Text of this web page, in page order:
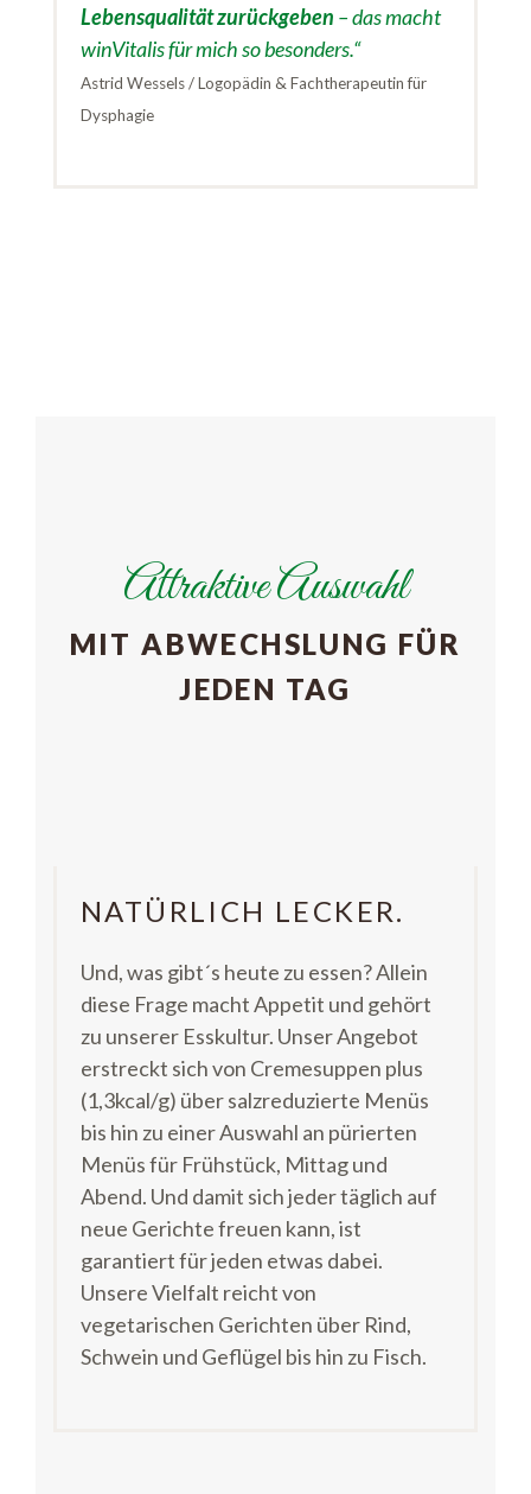
Lebensqualität zurückgeben – das macht
winVitalis für mich so besonders.“
Astrid Wessels / Logopädin & Fachtherapeutin für
Dysphagie
Attraktive Auswahl
MIT ABWECHSLUNG FÜR
JEDEN TAG
NATÜRLICH LECKER.
Und, was gibt´s heute zu essen? Allein
diese Frage macht Appetit und gehört
zu unserer Esskultur. Unser Angebot
erstreckt sich von Cremesuppen plus
(1,3kcal/g) über salzreduzierte Menüs
bis hin zu einer Auswahl an pürierten
Menüs für Frühstück, Mittag und
Abend. Und damit sich jeder täglich auf
neue Gerichte freuen kann, ist
garantiert für jeden etwas dabei.
Unsere Vielfalt reicht von
vegetarischen Gerichten über Rind,
Schwein und Geflügel bis hin zu Fisch.